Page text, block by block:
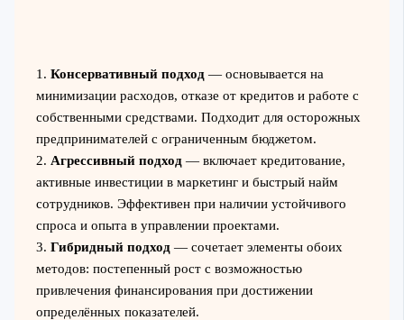
1. Консервативный подход— основывается на
минимизации расходов, отказе от кредитов и работе с
собственными средствами. Подходит для осторожных
предпринимателей с ограниченным бюджетом.
2. Агрессивный подход— включает кредитование,
активные инвестиции в маркетинг и быстрый найм
сотрудников. Эффективен при наличии устойчивого
спроса и опыта в управлении проектами.
3. Гибридный подход— сочетает элементы обоих
методов: постепенный рост с возможностью
привлечения финансирования при достижении
определённых показателей.